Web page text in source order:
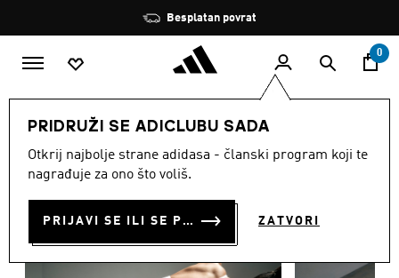
Zaustavi
rotaciju
Besplatan povrat
0
PRIDRUŽI SE ADICLUBU SADA
Otkrij najbolje strane adidasa - članski program koji te
nagrađuje za ono što voliš.
PRIJAVI SE ILI SE PRIDRUŽI SADA ZATVORI
ŽENE Odjeća
ODJEĆA